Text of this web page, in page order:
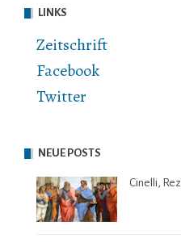
LINKS
Zeitschrift
Facebook
Twitter
NEUE POSTS
Cinelli,